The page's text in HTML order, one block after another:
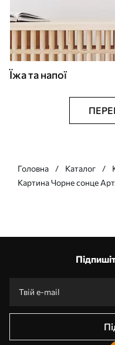
Їжа та напої
Головна Каталог
Картина Чорне сонце